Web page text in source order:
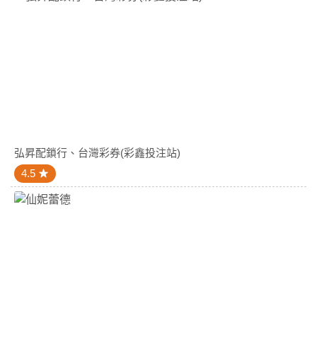
弘昇配鎖行、台灣彩券(彩鑫投注站)
4.5